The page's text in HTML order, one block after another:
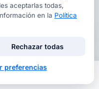
web a
para
y toda España.
a medida, copy
aceptarlas todas,
en la Política
Rechazar todas
preferencias